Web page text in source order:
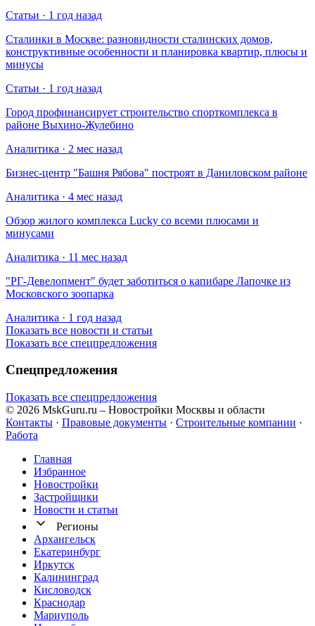
Статьи · 1 год назад
Сталинки в Москве: разновидности сталинских домов,
конструктивные особенности и планировка квартир, плюсы и
минусы
Статьи · 1 год назад
Город профинансирует строительство спорткомплекса в
районе Выхино-Жулебино
Аналитика · 2 мес назад
Бизнес-центр "Башня Рябова" построят в Даниловском районе
Аналитика · 4 мес назад
Обзор жилого комплекса Lucky со всеми плюсами и
минусами
Аналитика · 11 мес назад
​"РГ-Девелопмент" будет заботиться о капибаре Лапочке из
Московского зоопарка
Аналитика · 1 год назад
Показать все новости и статьи
Показать все спецпредложения
Спецпредложения
Показать все спецпредложения
© 2026 MskGuru.ru – Новостройки Москвы и области
Контакты · Правовые документы · Строительные компании ·
Работа
Главная
Избранное
Новостр ойки
Застройщики
Новости и статьи
Регионы
Архангельск
Екатеринбург
Иркутск
Калининград
Кисловодск
Краснодар
Мариуполь